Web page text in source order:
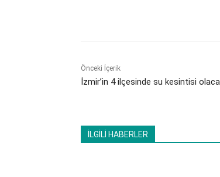
Önceki İçerik
İzmir’in 4 ilçesinde su kesintisi
İLGİLİ HABERLER